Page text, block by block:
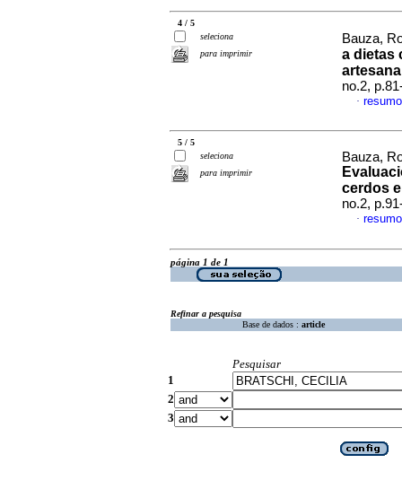
4 / 5
seleciona
para imprimir
Bauza,
a dietas
no.2,
·
5 / 5
seleciona
para imprimir
Bauza,
cerdos
no.2,
·
página 1 de 1
Refinar a pesquisa
Base de dados : article
Pesquisar
1
2
3